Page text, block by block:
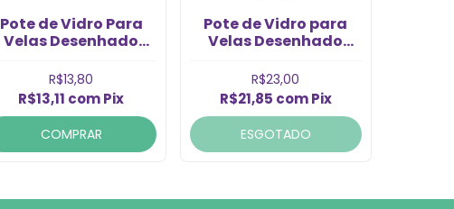
Pote de Vidro Para
Velas Desenhado
R$13,80
R$13,11 comPix
COMPRAR
Pote de Vidro para
Velas Desenhado
R$23,00
R$21,85 comPix
ESGOTADO